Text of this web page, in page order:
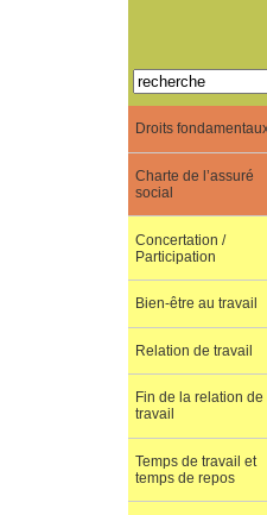
À propos
Droits
Charte de l’assuré
social
Concertation /
Participation
Bien-être au travail
Relation de travail
Fin de la relation de
travail
Temps de travail et
temps de repos